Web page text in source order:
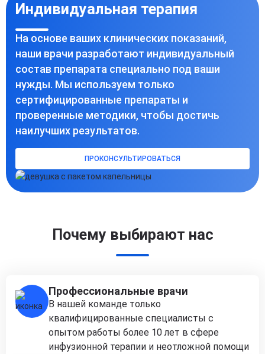
Индивидуальная терапия
На основе ваших клинических показаний,
наши врачи разработают индивидуальный
состав препарата специально под ваши
нужды. Мы используем только
сертифицированные препараты и
проверенные методики, чтобы достичь
наилучших результатов.
ПРОКОНСУЛЬТИРОВАТЬСЯ
Почему выбирают нас
Профессиональные врачи
В нашей команде только
квалифицированные специалисты с
опытом работы более 10 лет в сфере
инфузионной терапии и неотложной помощи